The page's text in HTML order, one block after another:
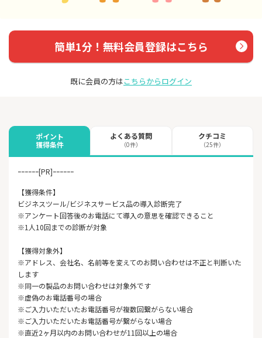
簡単1分！無料会員登録はこちら
既に会員の方はこちらからログイン
ポイント
獲得条件
よくある質問
（0件）
クチコミ
（25件）
ｰｰｰｰｰｰ[PR]ｰｰｰｰｰｰ
【獲得条件】
ビジネスツール/ビジネスサービス品の導入診断完了
※アンケート回答後のお電話にて導入の意思を確認できること
※1人10回までの診断が対象
【獲得対象外】
※アドレス、会社名、名前等を変えてのお問い合わせは不正と判断いた
します
※同一の製品のお問い合わせは対象外です
※虚偽のお電話番号の場合
※ご入力いただいたお電話番号が複数回繋がらない場合
※ご入力いただいたお電話番号が繋がらない場合
※直近2ヶ月以内のお問い合わせが11回以上の場合